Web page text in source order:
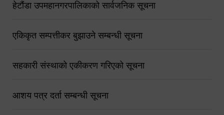
हेटौंडा उपमहानगरपालिकाको सार्वजनिक सूचना
एकिकृत सम्पत्तीकर बुझाउने सम्बन्धी सूचना
सहकारी संस्थाको एकीकरण गरिएको सूचना
आशय पत्र दर्ता सम्बन्धी सूचना